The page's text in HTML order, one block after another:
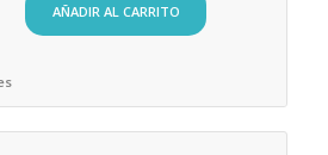
AÑADIR AL CARRITO